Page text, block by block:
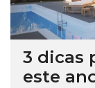
3 dicas
este